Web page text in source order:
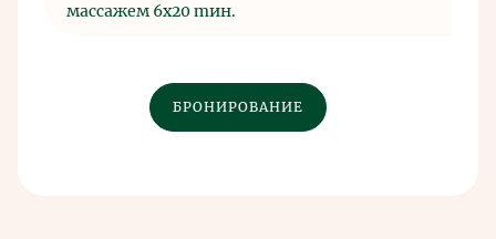
массажем 6x20 mин.
БРОНИРОВАНИЕ